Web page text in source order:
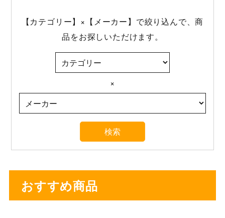
【カテゴリー】×【メーカー】で絞り込んで、商
品をお探しいただけます。
×
おすすめ商品